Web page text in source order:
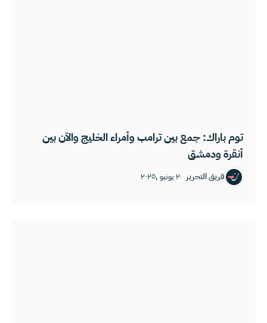
توم باراك: جمع بين ترامب وأمراء الخليج والآن بين
أنقرة ودمشق
فريق التحرير ٢ يونيو ,٢٠٢٥